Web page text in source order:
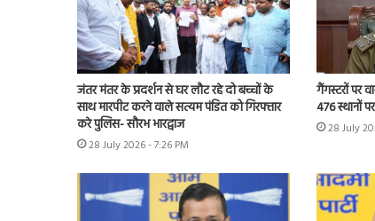
जंतर मंतर के प्रदर्शन से घर लौट रहे दो बच्चों के
साथ मारपीट करने वाले सत्यम पंडित को गिरफ्तार
करे पुलिस- सौरभ भारद्वाज
28 July 2026 - 7:26 PM
गैंगस्टरों पर
476 स्थानों
28 July